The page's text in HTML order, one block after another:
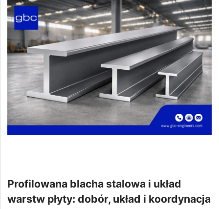
Profilowana blacha stalowa i układ
warstw płyty: dobór, układ i koordynacja